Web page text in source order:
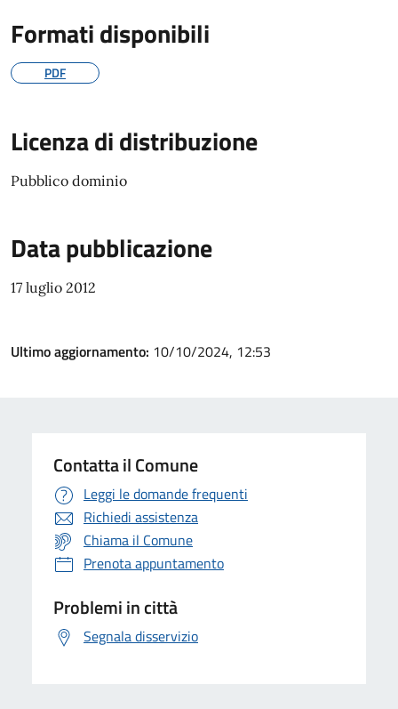
Formati disponibili
PDF
Licenza di distribuzione
Pubblico dominio
Data pubblicazione
17 luglio 2012
Ultimo aggiornamento: 10/10/2024, 12:53
Contatta il Comune
Leggi le domande frequenti
Richiedi assistenza
Chiama il Comune
Prenota appuntamento
Problemi in città
Segnala disservizio